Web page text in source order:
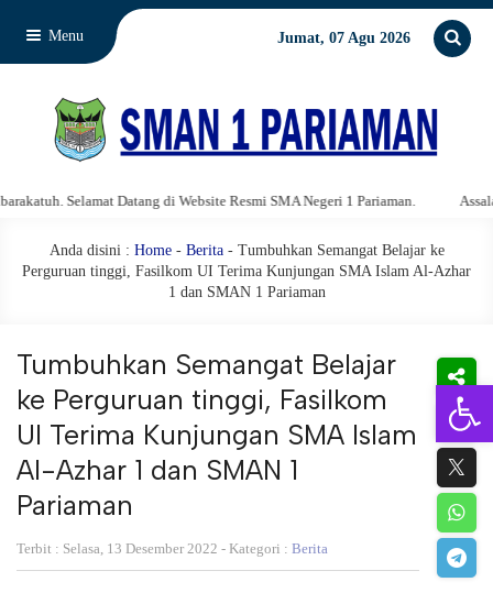
Menu Jumat, 07 Agu 2026
Selamat Datang di Website Resmi SMA Negeri 1 Pariaman.
Anda disini : Home- Berita- Tumbuhkan Semangat Belajar ke
Perguruan tinggi, Fasilkom UI Terima Kunjungan SMA Islam Al-Azhar
1 dan SMAN 1 Pariaman
Tumbuhkan Semangat Belajar
ke Perguruan tinggi, Fasilkom
UI Terima Kunjungan SMA Islam
Al-Azhar 1 dan SMAN 1
Pariaman
Terbit : Selasa, 13 Desember 2022 - Kategori : Berita